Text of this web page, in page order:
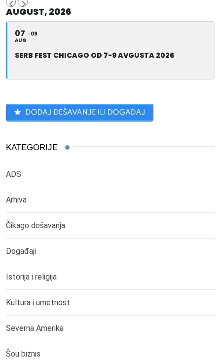
AUGUST, 2026
07
AUG
09
SERB FEST CHICAGO OD 7-9 AVGUSTA 2026
KATEGORIJE
ADS
Arhiva
Čikago dešavanja
Događaji
Istorija i religija
Kultura i umetnost
Severna Amerika
Šou biznis